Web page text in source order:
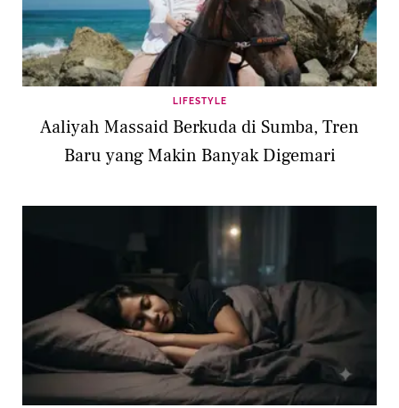
LIFESTYLE
Aaliyah Massaid Berkuda di Sumba, Tren
Baru yang Makin Banyak Digemari